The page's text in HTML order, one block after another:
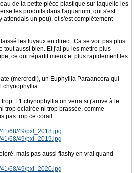
de la petite pièce plastique sur laquelle les
les produits dans l'aquarium, qui s'est
attendais un peu), et s'est complètement
les tuyaux en direct. Ca se voit pas plus
tout aussi bien. Et j'ai pu les mettre plus
ce qui répartit mieux et plus rapidement les
(mercredi), un Euphyllia Paraancora qui
L'Echynophyllia on verra si j'arrive à le
trop éclairée ni trop brassée, comme
pas trop ce corail.
68/49/pxl_2018.jpg
68/49/pxl_2019.jpg
mais pas aussi flashy en vrai quand
68/49/pxl_2020.jpg